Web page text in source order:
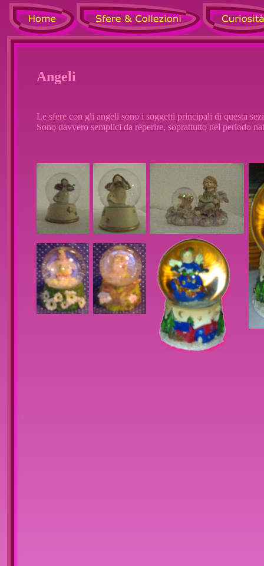
Angeli
Le sfere con gli angeli sono i soggetti principali di questa
Sono davvero semplici da reperire, soprattutto nel periodo